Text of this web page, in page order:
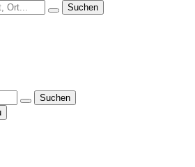
Suchen
Suchen